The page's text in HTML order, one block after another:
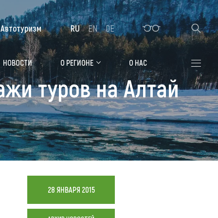
Алтайская зимовка
Где остановиться
Санатории
Гостиницы, отели
Коттеджи, базы
Мотели, придорожные отели
НОВОСТИ О РЕГИОНЕ О НАС
Автотуризм RU EN DE
туров на Алтай
28 ЯНВАРЯ 2015